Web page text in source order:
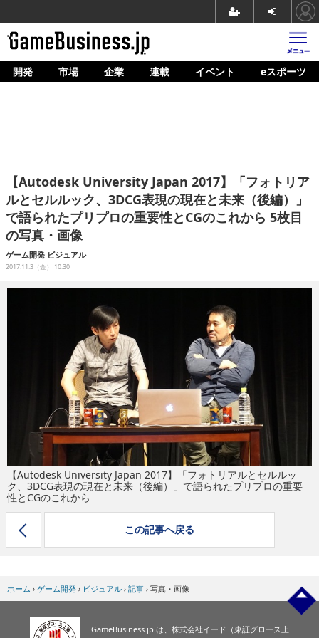
ホーム
企業動向
人材育成
産業政策
開発 市場 企業 連載 イベント eスポーツ
【Autodesk University Japan 2017】「フォトリア
ルとセルルック、3DCG表現の現在と未来（後編）」
で語られたプリプロの重要性とCGのこれから 5枚目
の写真・画像
ゲーム開発 ビジュアル
2017.11.3（金） 10:30
【Autodesk University Japan 2017】「フォトリアルとセルルッ
ク、3DCG表現の現在と未来（後編）」で語られたプリプロの重要
性とCGのこれから
この記事へ戻る
ホーム › ゲーム開発 › ビジュアル › 記事 › 写真・画像
GameBusiness.jp は、株式会社イード（東証グロース上